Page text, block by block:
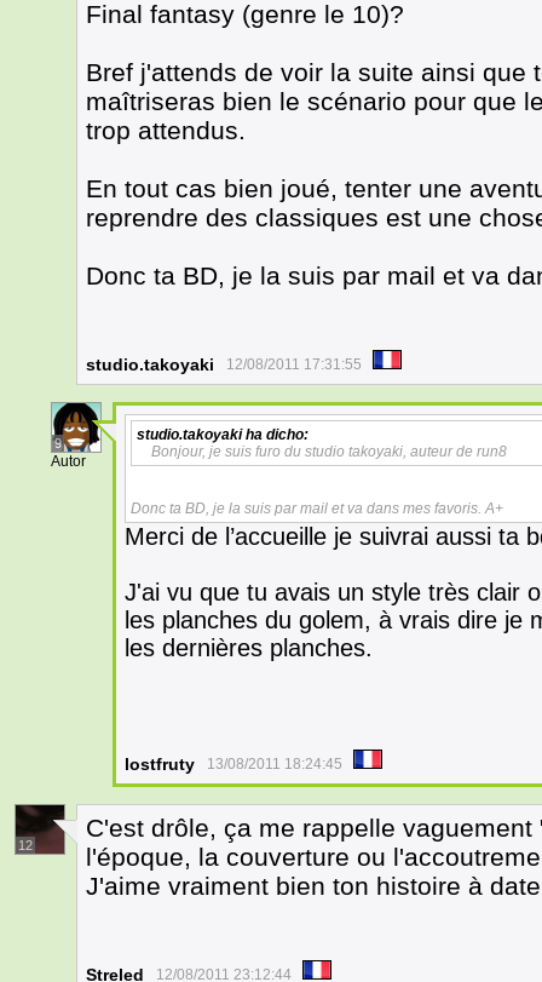
Final fantasy (genre le 10)?
Bref j'attends de voir la suite ainsi que
maîtriseras bien le scénario pour que
trop attendus.
En tout cas bien joué, tenter une
reprendre des classiques est une
Donc ta BD, je la suis par mail et va
studio.takoyaki 12/08/2011 17:31:55
9
Autor
studio.takoyakiha dicho:
Bonjour, je suis furo du studio takoyaki, auteur de run8
Donc ta BD, je la suis par mail et va dans mes favoris. A+
Merci de l’accueille je suivrai aussi ta
J'ai vu que tu avais un style très clair
les planches du golem, à vrais dire je
les dernières planches.
lostfruty 13/08/2011 18:24:45
12
C'est drôle, ça me rappelle
l'époque, la couverture ou
J'aime vraiment bien ton histoire à
Streled 12/08/2011 23:12:44